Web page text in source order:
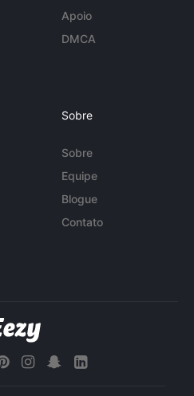
Apoio
DMCA
Sobre
Sobre
Equipe
Blogue
Contato